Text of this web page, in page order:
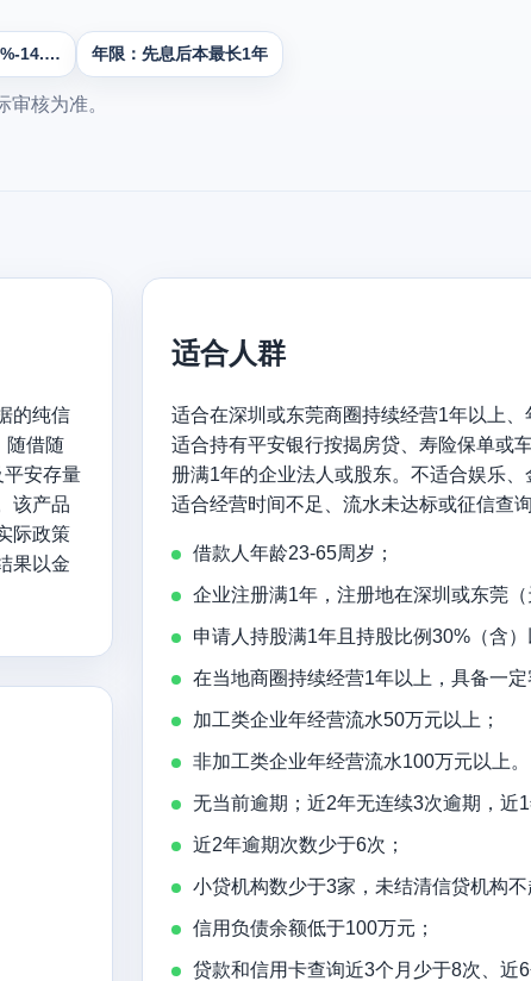
14.… 年限：先息后本最长1年
核为准。
的纯信
随借随
安存量
该产品
际政策
果以金
适合人群
适合在深圳或东莞商圈持续经营1年以上
适合持有平安银行按揭房贷、寿险保单或
册满1年的企业法人或股东。不适合娱乐
适合经营时间不足、流水未达标或征信查
借款人年龄23-65周岁；
企业注册满1年，注册地在深圳或东莞
申请人持股满1年且持股比例30%（含）
在当地商圈持续经营1年以上，具备一定
加工类企业年经营流水50万元以上；
非加工类企业年经营流水100万元以上。
无当前逾期；近2年无连续3次逾期，近
近2年逾期次数少于6次；
小贷机构数少于3家，未结清信贷机构不
信用负债余额低于100万元；
贷款和信用卡查询近3个月少于8次、近6